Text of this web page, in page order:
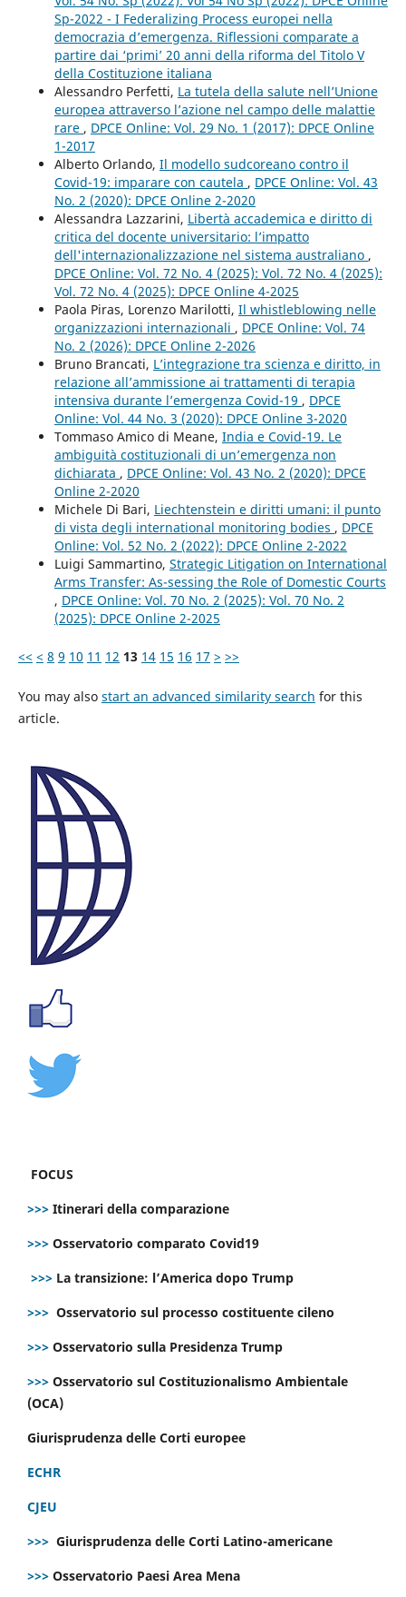
Sp-2022 - I Federalizing Process europei nella
democrazia d’emergenza. Riflessioni comparate a
partire dai ‘primi’ 20 anni della riforma del Titolo V
della Costituzione italiana
Alessandro Perfetti, La tutela della salute nell’Unione
europea attraverso l’azione nel campo delle malattie
rare , DPCE Online: Vol. 29 No. 1 (2017): DPCE Online
1-2017
Alberto Orlando, Il modello sudcoreano contro il
Covid-19: imparare con cautela , DPCE Online: Vol. 43
No. 2 (2020): DPCE Online 2-2020
Alessandra Lazzarini, Libertà accademica e diritto di
critica del docente universitario: l’impatto
dell'internazionalizzazione nel sistema australiano ,
DPCE Online: Vol. 72 No. 4 (2025): Vol. 72 No. 4 (2025):
Vol. 72 No. 4 (2025): DPCE Online 4-2025
Paola Piras, Lorenzo Marilotti, Il whistleblowing nelle
organizzazioni internazionali , DPCE Online: Vol. 74
No. 2 (2026): DPCE Online 2-2026
Bruno Brancati, L’integrazione tra scienza e diritto, in
relazione all’ammissione ai trattamenti di terapia
intensiva durante l’emergenza Covid-19 , DPCE
Online: Vol. 44 No. 3 (2020): DPCE Online 3-2020
Tommaso Amico di Meane, India e Covid-19. Le
ambiguità costituzionali di un’emergenza non
dichiarata , DPCE Online: Vol. 43 No. 2 (2020): DPCE
Online 2-2020
Michele Di Bari, Liechtenstein e diritti umani: il punto
di vista degli international monitoring bodies , DPCE
Online: Vol. 52 No. 2 (2022): DPCE Online 2-2022
Luigi Sammartino, Strategic Litigation on International
Arms Transfer: As-sessing the Role of Domestic Courts
, DPCE Online: Vol. 70 No. 2 (2025): Vol. 70 No. 2
(2025): DPCE Online 2-2025
<< < 8 9 10 11 12 13 14 15 16 17 > >>
You may also start an advanced similarity search for this
article.
FOCUS
>>> Itinerari della comparazione
>>> Osservatorio comparato Covid19
>>> La transizione: l’America dopo Trump
>>> Osservatorio sul processo costituente cileno
>>> Osservatorio sulla Presidenza Trump
>>> Osservatorio sul Costituzionalismo Ambientale
(OCA)
Giurisprudenza delle Corti europee
ECHR
CJEU
>>> Giurisprudenza delle Corti Latino-americane
>>> Osservatorio Paesi Area Mena